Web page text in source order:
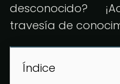
desconocido?
travesía de
Índice